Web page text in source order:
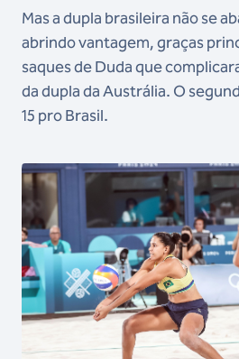
Mas a dupla brasileira não se
abrindo vantagem, graças
saques de Duda que
da dupla da Austrália. O
15 pro Brasil.